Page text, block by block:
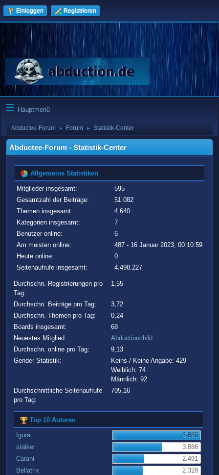
Einloggen Registrieren
Hauptmenü
Abductee-Forum ► Forum ► Statistik-Center
Abductee-Forum - Statistik-Center
Allgemeine Statistiken
Mitglieder insgesamt:
595
Gesamtzahl der Beiträge:
51.082
Themen insgesamt:
4.640
Kategorien insgesamt:
7
Benutzer online:
6
Am meisten online:
487 - 16 Januar 2023, 00:10:59
Heute online:
0
Seitenaufrufe insgesamt:
4.498.227
Durchschn. Registrierungen pro
Tag:
1,55
Durchschn. Beiträge pro Tag:
3,72
Durchschn. Themen pro Tag:
0,24
Boards insgesamt:
68
Neuestes Mitglied:
Abductionchild
Durchschn. online pro Tag:
9,13
Gender Statistik:
Keins / Keine Angabe: 429
Weiblich: 74
Männlich: 92
Durchschnittliche Seitenaufrufe
pro Tag:
705,16
Top 10 Autoren
Igura
6.889
stalker
3.886
Carani
2.491
Bellatrix
2.328